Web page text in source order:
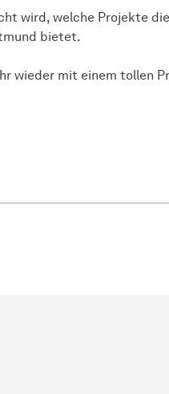
wird, welche Projekte
bietet.
wieder mit einem tollen